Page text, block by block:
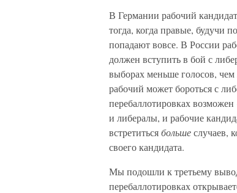
В Германии рабочий
тогда, когда правые, будучи
попадают вовсе. В России
должен вступить в бой с
выборах меньше голосов, чем
рабочий может бороться с
перебаллотировках
и либералы, и рабочие
встретитьсябольшеслучаев,
своего кандидата.
Мы подошли к третьему
перебаллотировках